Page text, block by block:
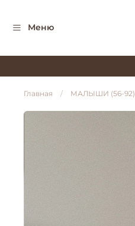
Меню
Главная МАЛЫШИ (56-92)